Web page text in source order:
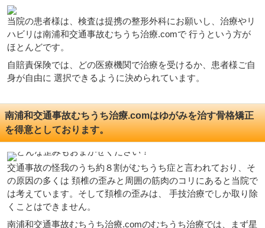
当院の患者様は、検査は提携の整形外科にお願いし、治療やリ
ハビリは南浦和交通事故むちうち治療.comで 行うという方が
ほとんどです。
自賠責保険では、どの医療機関で治療を受けるか、患者様ご自
身が自由に 選択できるように決められています。
南浦和交通事故むちうち治療.comはゆがみを治す骨格矯正
を得意としております。
交通事故の怪我のうち約８割がむちうち症と言われており、そ
の原因の多くは 頚椎の歪みと周囲の筋肉のコリにあると当院で
は考えています。そして頚椎の歪みは、 手技治療でしか取り除
くことはできません。
南浦和交通事故むちうち治療.comのむちうち治療では、まず星